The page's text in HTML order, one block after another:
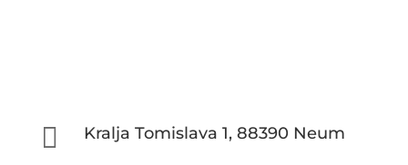
 Kralja Tomislava 1, 88390 Neum